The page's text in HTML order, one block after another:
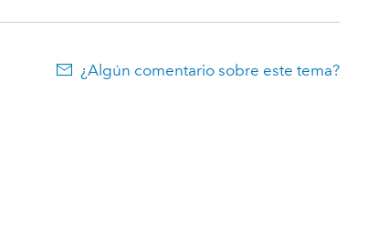
¿Algún comentario sobre este tema?